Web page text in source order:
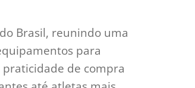
Brasil, reunindo uma
para
de compra